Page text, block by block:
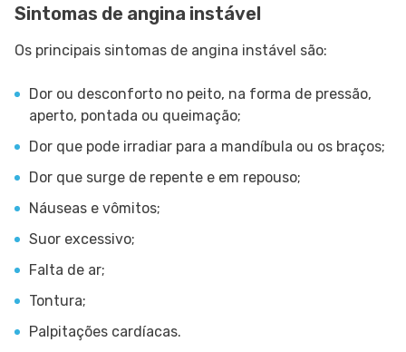
Sintomas de angina instável
Os principais sintomas de angina instável são:
Dor ou desconforto no peito, na forma de pressão,
aperto, pontada ou queimação;
Dor que pode irradiar para a mandíbula ou os braços;
Dor que surge de repente e em repouso;
Náuseas e vômitos;
Suor excessivo;
Falta de ar;
Tontura;
Palpitações cardíacas.